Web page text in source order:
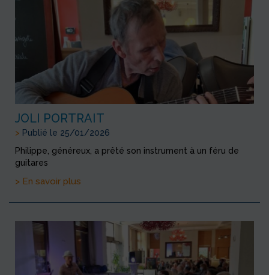
JOLI PORTRAIT
> Publié le 25/01/2026
Philippe, généreux, a prêté son instrument à un féru de
guitares
> En savoir plus